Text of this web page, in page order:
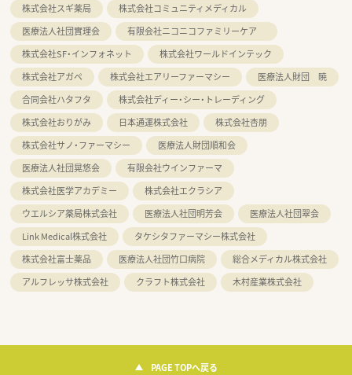
株式会社スギ薬局
株式会社コミュニティメディカル
医療法人社団實理会
有限会社ニコニコファミリーケア
株式会社SF・インフォネット
株式会社ワールドインテック
株式会社アガペ
株式会社エアリーファーマシー
医療法人財団 暁
合同会社ハタフタ
株式会社ディー・シー・トレーディング
株式会社おりがみ
日本通運株式会社
株式会社杏朋
株式会社サノ・ファーマシー
医療法人財団順和会
医療法人社団晃悠会
有限会社ウインファーマ
株式会社医学アカデミー
株式会社エクラシア
ウエルシア薬局株式会社
医療法人社団明芳会
医療法人社団翠会
Link Medical株式会社
タケシタファーマシー株式会社
株式会社富士薬品
医療法人社団竹口病院
総合メディカル株式会社
アルフレッサ株式会社
クラフト株式会社 木村産業株式会社
PAGE TOPへ戻る